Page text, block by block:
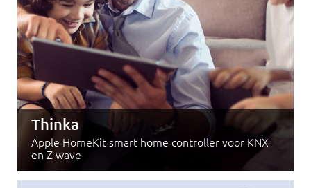
Thinka
Apple HomeKit smart home controller voor KNX
en Z-wave